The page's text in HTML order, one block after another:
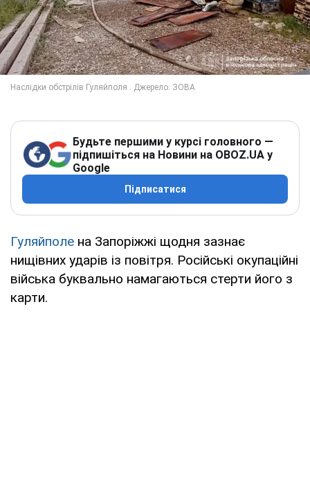
Будьте першими у курсі головного —
підпишіться на Новини на OBOZ.UA у
Google
Підписатися
Гуляйполе на Запоріжжі щодня зазнає
нищівних ударів із повітря. Російські окупаційні
війська буквально намагаються стерти його з
карти.